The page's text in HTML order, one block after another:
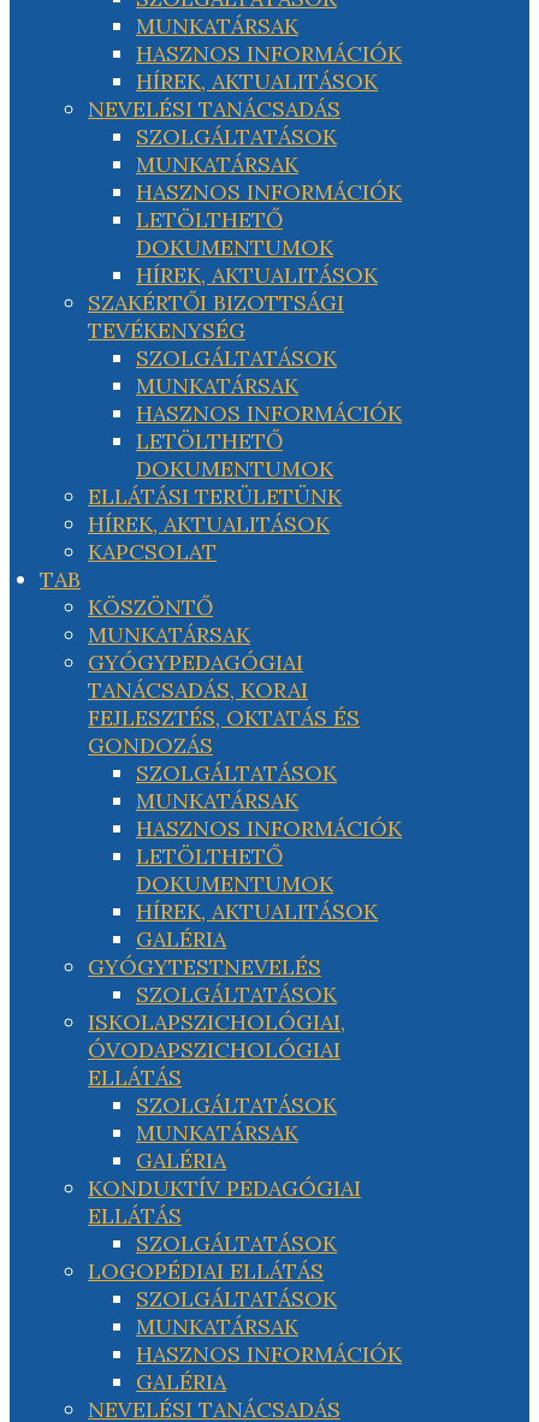
MUNKATÁRSAK
HASZNOS INFORMÁCIÓK
HÍREK, AKTUALITÁSOK
NEVELÉSI TANÁCSADÁS
SZOLGÁLTATÁSOK
MUNKATÁRSAK
HASZNOS INFORMÁCIÓK
LETÖLTHETŐ
DOKUMENTUMOK
HÍREK, AKTUALITÁSOK
SZAKÉRTŐI BIZOTTSÁGI
TEVÉKENYSÉG
SZOLGÁLTATÁSOK
MUNKATÁRSAK
HASZNOS INFORMÁCIÓK
LETÖLTHETŐ
DOKUMENTUMOK
ELLÁTÁSI TERÜLETÜNK
HÍREK, AKTUALITÁSOK
KAPCSOLAT
TAB
KÖSZÖNTŐ
MUNKATÁRSAK
GYÓGYPEDAGÓGIAI
TANÁCSADÁS, KORAI
FEJLESZTÉS, OKTATÁS ÉS
GONDOZÁS
SZOLGÁLTATÁSOK
MUNKATÁRSAK
HASZNOS INFORMÁCIÓK
LETÖLTHETŐ
DOKUMENTUMOK
HÍREK, AKTUALITÁSOK
GALÉRIA
GYÓGYTESTNEVELÉS
SZOLGÁLTATÁSOK
ISKOLAPSZICHOLÓGIAI,
ÓVODAPSZICHOLÓGIAI
ELLÁTÁS
SZOLGÁLTATÁSOK
MUNKATÁRSAK
GALÉRIA
KONDUKTÍV PEDAGÓGIAI
ELLÁTÁS
SZOLGÁLTATÁSOK
LOGOPÉDIAI ELLÁTÁS
SZOLGÁLTATÁSOK
MUNKATÁRSAK
HASZNOS INFORMÁCIÓK
GALÉRIA
NEVELÉSI TANÁCSADÁS